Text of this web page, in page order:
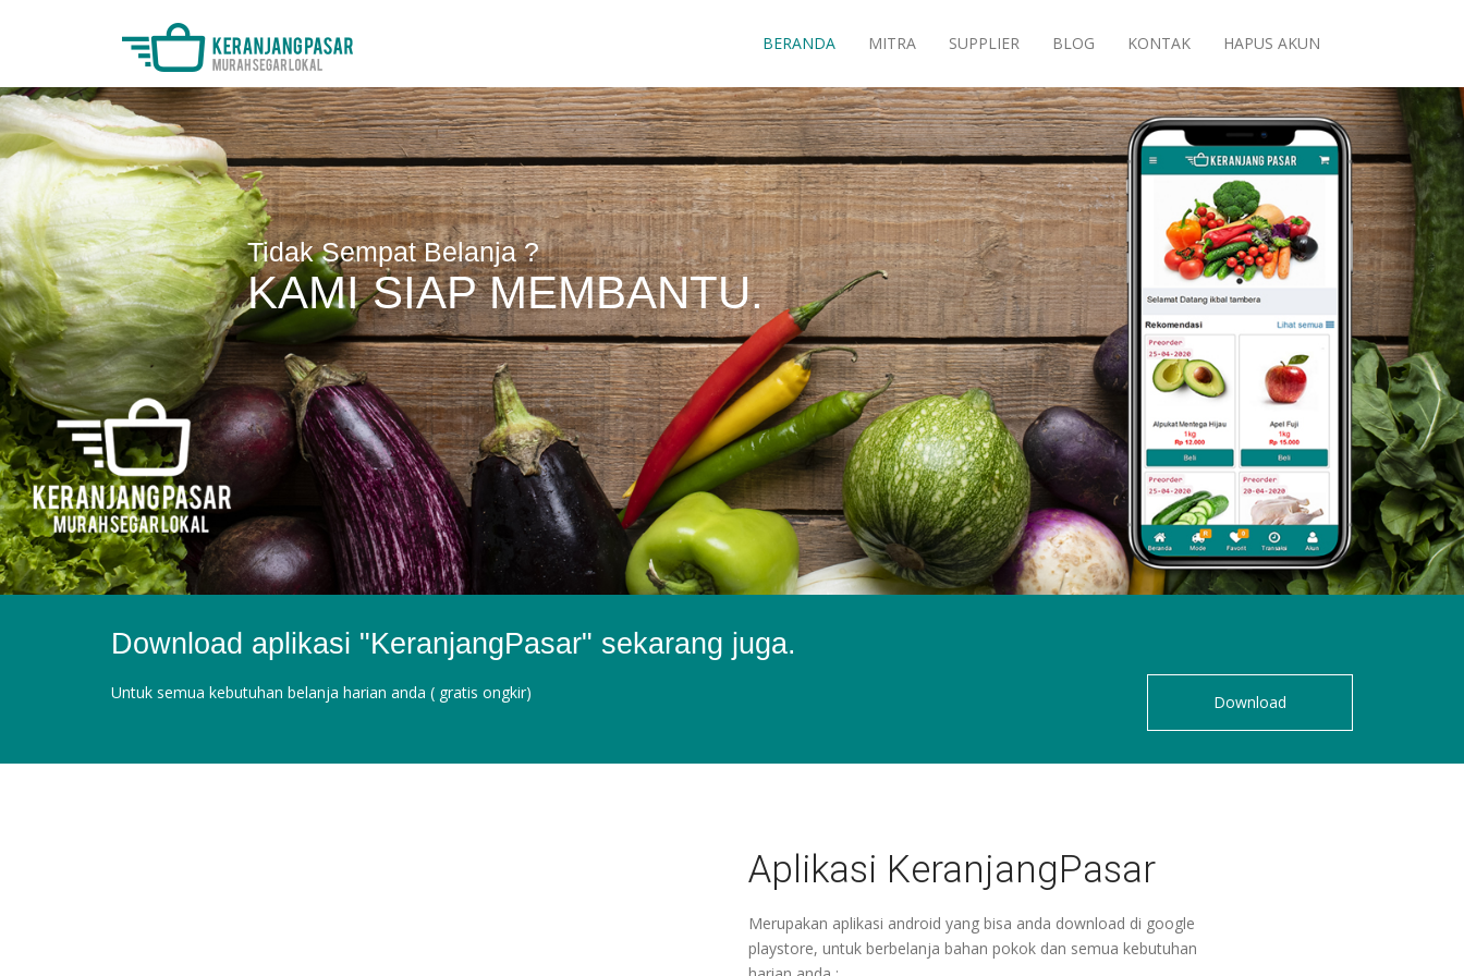
BERANDA MITRA SUPPLIER BLOG KONTAK HAPUS AKUN
Tidak Sempat Belanja ?
KAMI SIAP MEMBANTU.
Download aplikasi "KeranjangPasar" sekarang juga.
Untuk semua kebutuhan belanja harian anda ( gratis ongkir) Download
Aplikasi KeranjangPasar
Merupakan aplikasi android yang bisa anda download di google
playstore, untuk berbelanja bahan pokok dan semua kebutuhan